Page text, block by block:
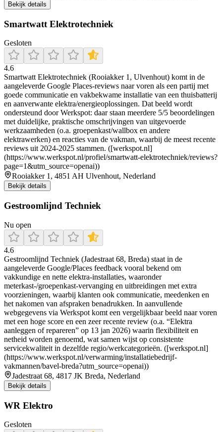
Bekijk details
Smartwatt Elektrotechniek
Gesloten
4.6
Smartwatt Elektrotechniek (Rooiakker 1, Ulvenhout) komt in de
aangeleverde Google Places-reviews naar voren als een partij met
goede communicatie en vakbekwame installatie van een thuisbatterij
en aanverwante elektra/energieoplossingen. Dat beeld wordt
ondersteund door Werkspot: daar staan meerdere 5/5 beoordelingen
met duidelijke, praktische omschrijvingen van uitgevoerde
werkzaamheden (o.a. groepenkast/wallbox en andere
elektrawerken) en reacties van de vakman, waarbij de meest recente
reviews uit 2024-2025 stammen. ([werkspot.nl]
(https://www.werkspot.nl/profiel/smartwatt-elektrotechniek/reviews?
page=1&utm_source=openai))
Rooiakker 1, 4851 AH Ulvenhout, Nederland
Bekijk details
Gestroomlijnd Techniek
Nu open
4.6
Gestroomlijnd Techniek (Jadestraat 68, Breda) staat in de
aangeleverde Google/Places feedback vooral bekend om
vakkundige en nette elektra-installaties, waaronder
meterkast-/groepenkast-vervanging en uitbreidingen met extra
voorzieningen, waarbij klanten ook communicatie, meedenken en
het nakomen van afspraken benadrukken. In aanvullende
webgegevens via Werkspot komt een vergelijkbaar beeld naar voren
met een hoge score en een zeer recente review (o.a. “Elektra
aanleggen of repareren” op 13 jan 2026) waarin flexibiliteit en
netheid worden genoemd, wat samen wijst op consistente
servicekwaliteit in dezelfde regio/werkcategorieën. ([werkspot.nl]
(https://www.werkspot.nl/verwarming/installatiebedrijf-
vakmannen/bavel-breda?utm_source=openai))
Jadestraat 68, 4817 JK Breda, Nederland
Bekijk details
WR Elektro
Gesloten